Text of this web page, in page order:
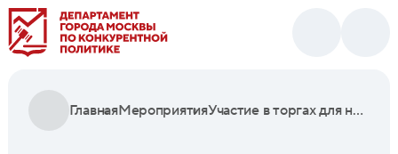
ГлавнаяМероприятия Участие в торгах для новичков. Теория